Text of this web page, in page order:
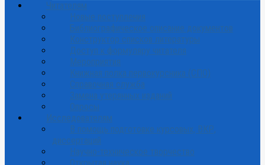
Читателям
Новые поступления
Библиографическое описание документов
Конструктор списков литературы
Доступ к формуляру читателя
Мероприятия
Книжная полка первокурсника (СПО)
Справочная служба
Замена утерянных изданий
Опросы
Исследователям
В помощь подготовке курсовых, ВКР,
диссертаций
Научно-техническое творчество